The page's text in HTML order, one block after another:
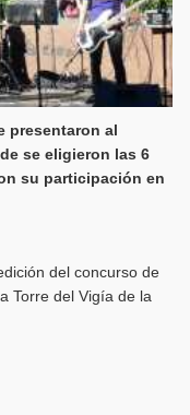
presentaron al
se eligieron las 6
su participación en
del concurso de
Torre del Vigía de la